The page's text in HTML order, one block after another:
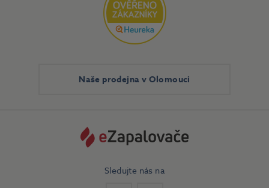
Naše prodejna v Olomouci
Sledujte nás na